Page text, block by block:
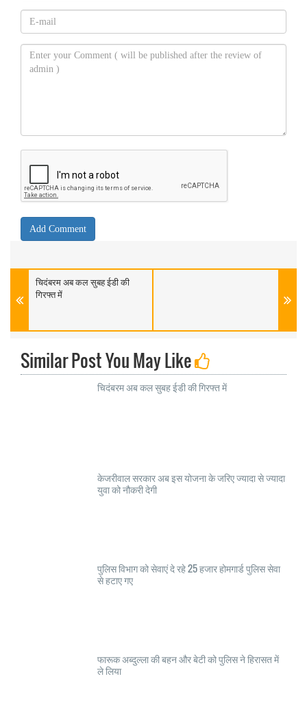
चिदंबरम अब कल सुबह ईडी की
गिरफ्त में
Similar Post You May Like
चिदंबरम अब कल सुबह ईडी की गिरफ्त में
केजरीवाल सरकार अब इस योजना के जरिए ज्यादा से ज्यादा
युवा को नौकरी देगी
पुलिस विभाग को सेवाएं दे रहे 25 हजार होमगार्ड पुलिस सेवा
से हटाए गए
फारूक अब्दुल्ला की बहन और बेटी को पुलिस ने हिरासत में
ले लिया